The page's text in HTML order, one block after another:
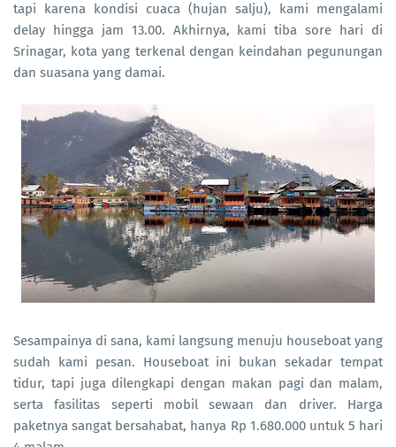
tapi karena kondisi cuaca (hujan salju), kami mengalami
delay hingga jam 13.00. Akhirnya, kami tiba sore hari di
Srinagar, kota yang terkenal dengan keindahan pegunungan
dan suasana yang damai.
Sesampainya di sana, kami langsung menuju houseboat yang
sudah kami pesan. Houseboat ini bukan sekadar tempat
tidur, tapi juga dilengkapi dengan makan pagi dan malam,
serta fasilitas seperti mobil sewaan dan driver. Harga
paketnya sangat bersahabat, hanya Rp 1.680.000 untuk 5 hari